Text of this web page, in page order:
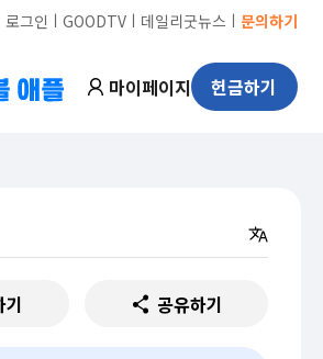
로그인 ㅣ GOODTVㅣ 데일리굿뉴스 ㅣ 문의하기
마이페이지 헌금하기
기 공유하기